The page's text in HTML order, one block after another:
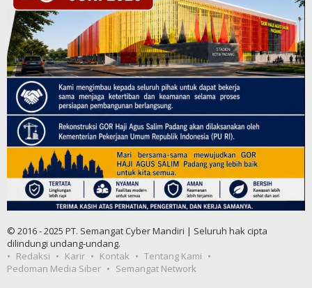
© 2016 - 2025 PT. Semangat Cyber Mandiri | Seluruh hak cipta
dilindungi undang-undang.
Redaksi
Karir Kontak
Tentang Kami
Pedoman Media Siber
Semangat Network